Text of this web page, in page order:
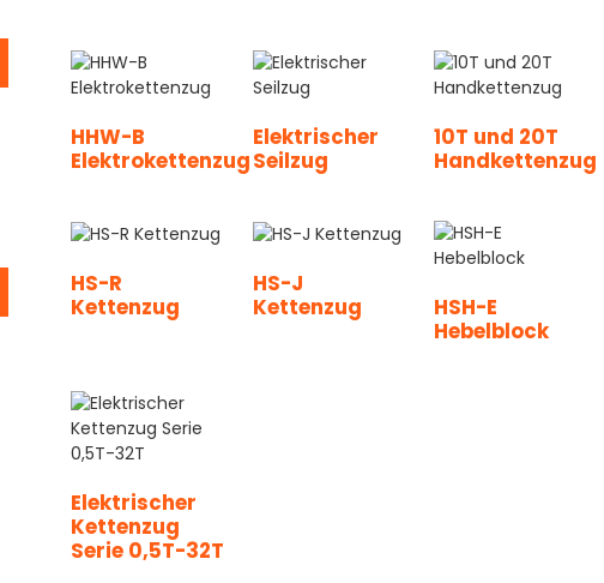
HHW-B
Elektrokettenzug
Elektrischer
Seilzug
10T und 20T
Handkettenzug
HS-R
Kettenzug
HS-J
Kettenzug
HSH-E
Hebelblock
Elektrischer
Kettenzug
Serie 0,5T-32T